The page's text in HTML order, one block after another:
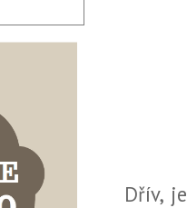
Dřív,